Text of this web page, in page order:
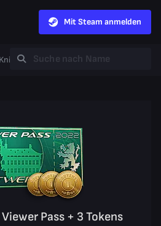
Mit Steam anmelden
Knife Gloves Heavy
Pass + 3 Tokens